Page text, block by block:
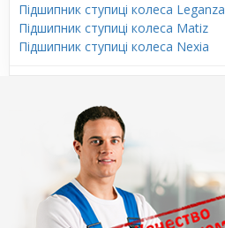
Підшипник ступиці колеса Leganza
Підшипник ступиці колеса Matiz
Підшипник ступиці колеса Nexia